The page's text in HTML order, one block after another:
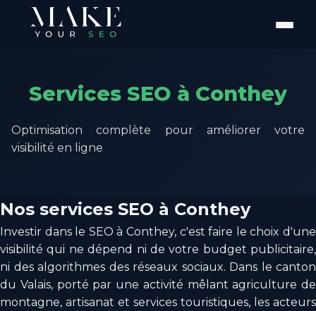
Services SEO à Conthey
Optimisation complète pour améliorer votre
visibilité en ligne
Nos services SEO à Conthey
Investir dans le SEO à Conthey, c'est faire le choix d'une
visibilité qui ne dépend ni de votre budget publicitaire,
ni des algorithmes des réseaux sociaux. Dans le canton
du Valais, porté par une activité mêlant agriculture de
montagne, artisanat et services touristiques, les acteurs